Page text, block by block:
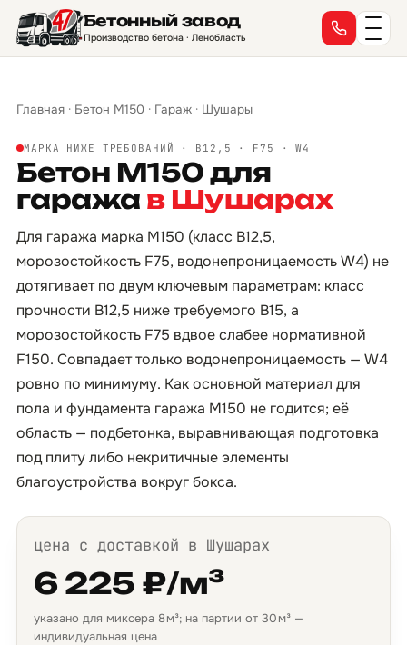
Бетонный завод
Производство бетона · Ленобласть
Главная · Бетон М150 · Гараж · Шушары
МАРКА НИЖЕ ТРЕБОВАНИЙ · B12,5 · F75 · W4
Бетон М150 для
гаража в Шушарах
Для гаража марка М150 (класс B12,5,
морозостойкость F75, водонепроницаемость W4) не
дотягивает по двум ключевым параметрам: класс
прочности B12,5 ниже требуемого B15, а
морозостойкость F75 вдвое слабее нормативной
F150. Совпадает только водонепроницаемость — W4
ровно по минимуму. Как основной материал для
пола и фундамента гаража М150 не годится; её
область — подбетонка, выравнивающая подготовка
под плиту либо некритичные элементы
благоустройства вокруг бокса.
цена с доставкой в Шушарах
6 225 ₽/м³
указано для миксера 8 м³; на партии от 30 м³ —
индивидуальная цена